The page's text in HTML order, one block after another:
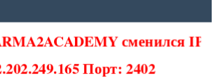
сменился IP
Порт: 2402